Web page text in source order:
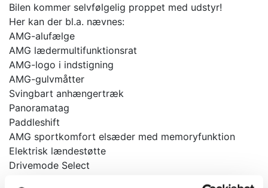
Bilen kommer selvfølgelig proppet med udstyr!
Her kan der bl.a. nævnes:
AMG-alufælge
AMG lædermultifunktionsrat
AMG-logo i indstigning
AMG-gulvmåtter
Svingbart anhængertræk
Panoramatag
Paddleshift
AMG sportkomfort elsæder med memoryfunktion
Elektrisk lændestøtte
Drivemode Select